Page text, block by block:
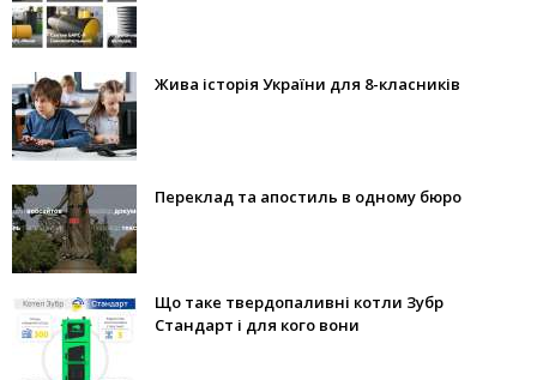
Жива історія України для 8-класників
Переклад та апостиль в одному бюро
Що таке твердопаливні котли Зубр
Стандарт і для кого вони